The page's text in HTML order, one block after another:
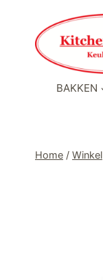
inhoud
BAKKEN
Home / Winkel